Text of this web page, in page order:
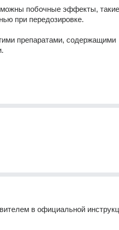
побочные эффекты,
при передозировке.
препаратами, содержащими
в официальной